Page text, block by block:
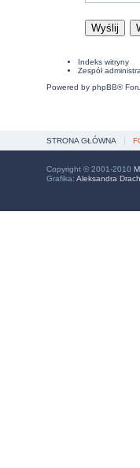
Indeks witryny
Zespół
Powered by phpBB®
STRONA GŁÓWNA
Copyright © 2001-2010
Grafika: Aleksandra